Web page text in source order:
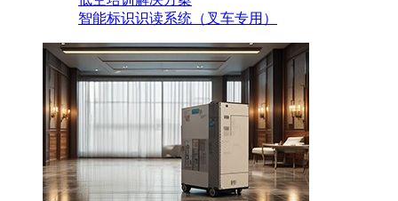
智能标识识读系统（叉车专用）